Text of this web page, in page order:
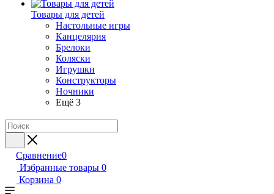
Товары для детей
Настольные игры
Канцелярия
Брелоки
Коляски
Игрушки
Конструкторы
Ночники
Ещё 3
Сравнение0
Избранные товары 0
Корзина 0